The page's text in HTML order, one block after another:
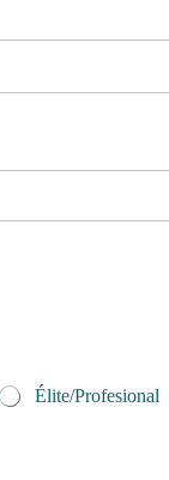
Élite/Profesional